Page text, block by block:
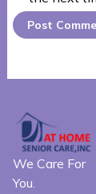
We Care For
You.